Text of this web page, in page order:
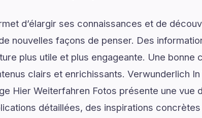
d’élargir ses connaissances et de
nouvelles façons de penser. Des
plus utile et plus engageante. Une bonne
clairs et enrichissants. Verwunderlich
Hier Weiterfahren Fotos présente une vue
détaillées, des inspirations